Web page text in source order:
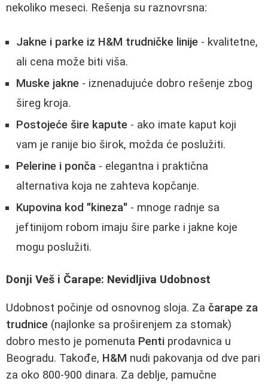
nekoliko meseci. Rešenja su raznovrsna:
Jakne i parke iz H&M trudničke linije - kvalitetne,
ali cena može biti viša.
Muske jakne - iznenadujuće dobro rešenje zbog
šireg kroja.
Postojeće šire kapute - ako imate kaput koji
vam je ranije bio širok, možda će poslužiti.
Pelerine i ponča - elegantna i praktična
alternativa koja ne zahteva kopčanje.
Kupovina kod "kineza" - mnoge radnje sa
jeftinijom robom imaju šire parke i jakne koje
mogu poslužiti.
Donji Veš i Čarape: Nevidljiva Udobnost
Udobnost počinje od osnovnog sloja. Za čarape za
trudnice (najlonke sa proširenjem za stomak)
dobro mesto je pomenuta Penti prodavnica u
Beogradu. Takođe, H&M nudi pakovanja od dve pari
za oko 800-900 dinara. Za deblje, pamučne